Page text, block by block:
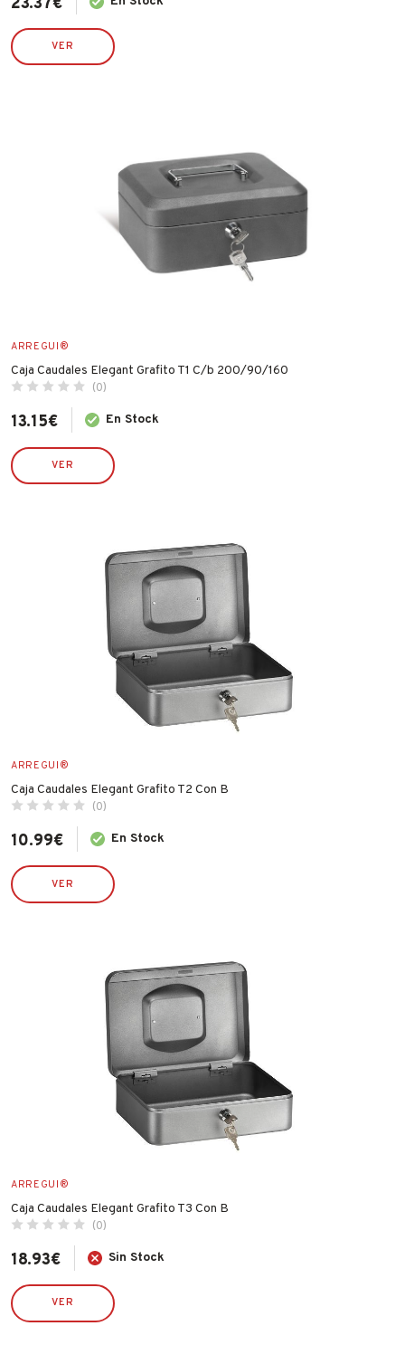
VER
ARREGUI®
Caja Caudales Elegant Grafito T1 C/b 200/90/160
(0)
13.15€ En Stock
VER
ARREGUI®
Caja Caudales Elegant Grafito T2 Con B
(0)
10.99€ En Stock
VER
ARREGUI®
Caja Caudales Elegant Grafito T3 Con B
(0)
18.93€ Sin Stock
VER